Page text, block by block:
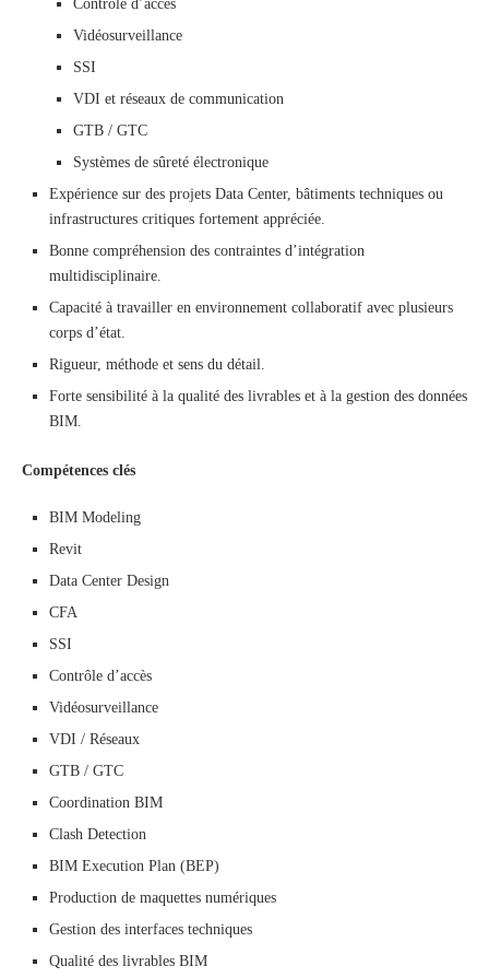
Contrôle d’accès
Vidéosurveillance
SSI
VDI et réseaux de communication
GTB / GTC
Systèmes de sûreté électronique
Expérience sur des projets Data Center, bâtiments techniques ou
infrastructures critiques fortement appréciée.
Bonne compréhension des contraintes d’intégration
multidisciplinaire.
Capacité à travailler en environnement collaboratif avec plusieurs
corps d’état.
Rigueur, méthode et sens du détail.
Forte sensibilité à la qualité des livrables et à la gestion des données
BIM.
Compétences clés
BIM Modeling
Revit
Data Center Design
CFA
SSI
Contrôle d’accès
Vidéosurveillance
VDI / Réseaux
GTB / GTC
Coordination BIM
Clash Detection
BIM Execution Plan (BEP)
Production de maquettes numériques
Gestion des interfaces techniques
Qualité des livrables BIM